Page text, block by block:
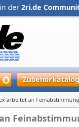
der 2ri.de
Zubehörkatalog
arbeitet an